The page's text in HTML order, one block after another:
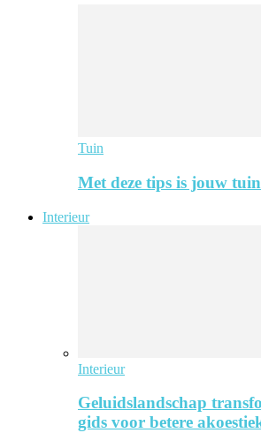
Tuin
Met deze tips is jouw
Interieur
Interieur
Geluidslandschap
gids voor betere